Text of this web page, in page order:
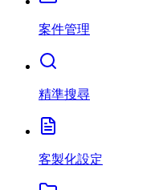
案件管理
精準搜尋
客製化設定